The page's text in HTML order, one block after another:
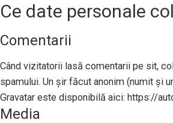
Ce date personale
Comentarii
Când vizitatorii lasă comentarii pe sit,
spamului. Un șir făcut anonim (numit și
Gravatar este disponibilă aici: https://
Media